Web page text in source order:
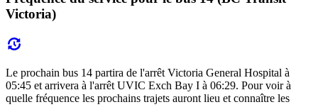
Victoria)
Le prochain bus 14 partira de l'arrêt Victoria General Hospital à
05:45 et arrivera à l'arrêt UVIC Exch Bay I à 06:29. Pour voir à
quelle fréquence les prochains trajets auront lieu et connaître les